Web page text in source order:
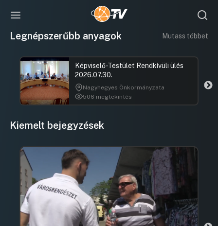
Legnépszerűbb anyagok Mutass többet
Képviselő-Testület Rendkívüli ülés
2026.07.30.
Nagyhegyes Önkormányzata
506 megtekintés
Kiemelt bejegyzések